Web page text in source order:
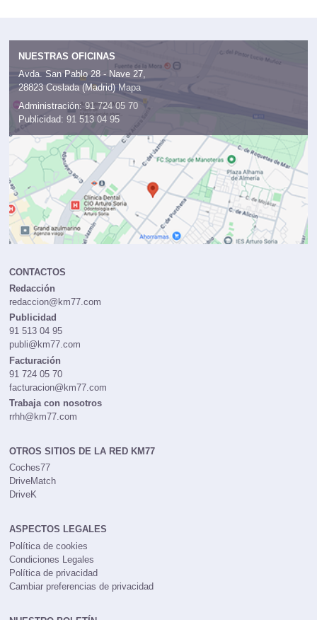
NUESTRAS OFICINAS
Avda. San Pablo 28 - Nave 27,
28823 Coslada (Madrid) Mapa
Administración: 91 724 05 70
Publicidad: 91 513 04 95
CONTACTOS
Redacción
redaccion@km77.com
Publicidad
91 513 04 95
publi@km77.com
Facturación
91 724 05 70
facturacion@km77.com
Trabaja con nosotros
rrhh@km77.com
OTROS SITIOS DE LA RED KM77
Coches77
DriveMatch
DriveK
ASPECTOS LEGALES
Política de cookies
Condiciones Legales
Política de privacidad
Cambiar preferencias de privacidad